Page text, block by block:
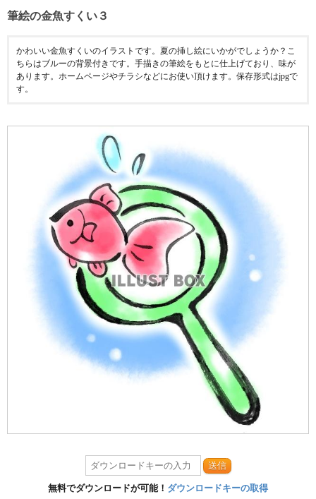
筆絵の金魚すくい３
かわいい金魚すくいのイラストです。夏の挿し絵にいかがでしょうか？こ
ちらはブルーの背景付きです。手描きの筆絵をもとに仕上げており、味が
あります。ホームページやチラシなどにお使い頂けます。保存形式はjpgで
す。
送信
無料でダウンロードが可能！ ダウンロードキーの取得